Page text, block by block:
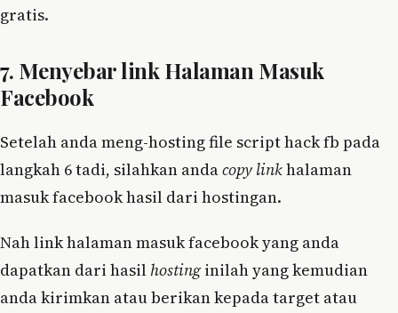
gratis.
7. Menyebar link Halaman Masuk
Facebook
Setelah anda meng-hosting file script hack fb pada
langkah 6 tadi, silahkan andacopy linkhalaman
masuk facebook hasil dari hostingan.
Nah link halaman masuk facebook yang anda
dapatkan dari hasil hostinginilah yang kemudian
anda kirimkan atau berikan kepada target atau